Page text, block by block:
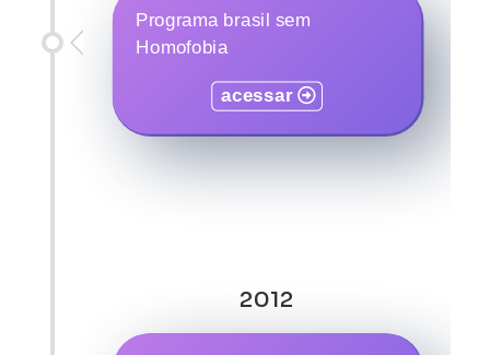
2012
Programa brasil sem
Homofobia
acessar